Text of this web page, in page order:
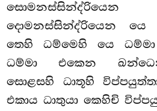
දොමනස්සින්ද්රියෙන යෙ
තෙහිධම්මෙහි යෙ
ධම්මා එකෙන
සොළසහි ධාතූහි
එකාය ධාතුයා කෙහිචි